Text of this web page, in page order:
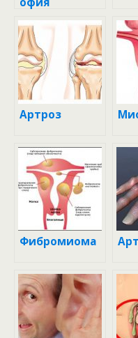
Артроз
Фибромиома